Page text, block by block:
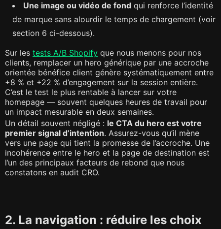
Une image ou vidéo de fond qui renforce l’identité
de marque sans alourdir le temps de chargement (voir
section 6 ci-dessous).
Sur les tests A/B Shopify que nous menons pour nos
clients, remplacer un hero générique par une accroche
orientée bénéfice client génère systématiquement entre
+8 % et +22 % d’engagement sur la session entière.
C’est le test le plus rentable à lancer sur votre
homepage — souvent quelques heures de travail pour
un impact mesurable en deux semaines.
Un détail souvent négligé : le CTA du hero est votre
premier signal d’intention. Assurez-vous qu’il mène
vers une page qui tient la promesse de l’accroche. Une
incohérence entre le hero et la page de destination est
l’un des principaux facteurs de rebond que nous
constatons en audit CRO.
2. La navigation : réduire les choix